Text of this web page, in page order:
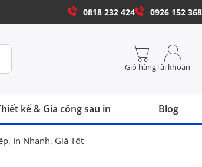
0818 232 424 0926 152 368
Giỏ hàngTài khoản
kế & Gia công sau in Blog
In Nhanh, Giá Tốt